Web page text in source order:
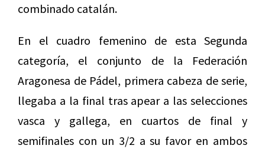
combinado catalán.
En el cuadro femenino de esta Segunda
categoría, el conjunto de la Federación
Aragonesa de Pádel, primera cabeza de serie,
llegaba a la final tras apear a las selecciones
vasca y gallega, en cuartos de final y
semifinales con un 3/2 a su favor en ambos